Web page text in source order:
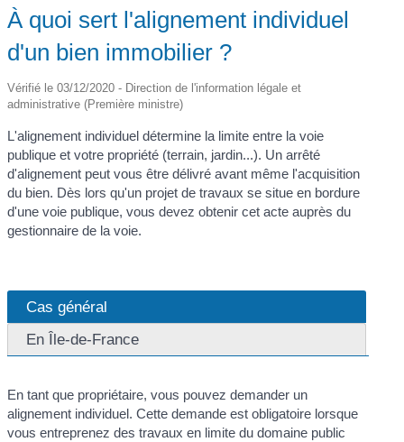
À quoi sert l'alignement individuel
d'un bien immobilier ?
Vérifié le 03/12/2020 - Direction de l'information légale et
administrative (Première ministre)
L'alignement individuel détermine la limite entre la voie
publique et votre propriété (terrain, jardin...). Un arrêté
d'alignement peut vous être délivré avant même l'acquisition
du bien. Dès lors qu'un projet de travaux se situe en bordure
d'une voie publique, vous devez obtenir cet acte auprès du
gestionnaire de la voie.
Cas général
En Île-de-France
En tant que propriétaire, vous pouvez demander un
alignement individuel. Cette demande est obligatoire lorsque
vous entreprenez des travaux en limite du domaine public